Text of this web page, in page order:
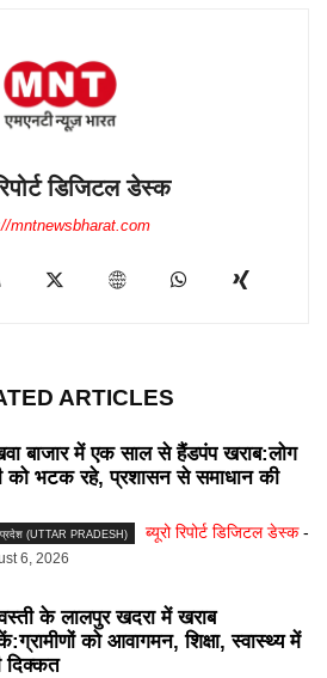
डिजिटल डेस्क
mntnewsbharat.com
ARTICLES
बाजार में एक साल से हैंडपंप खराब:लोग
को भटक रहे, प्रशासन से समाधान की
प्रदेश (UTTAR PRADESH) ब्यूरो रिपोर्ट डिजिटल डेस्क -
6, 2026
के लालपुर खदरा में खराब
को आवागमन, शिक्षा, स्वास्थ्य में
दिक्कत